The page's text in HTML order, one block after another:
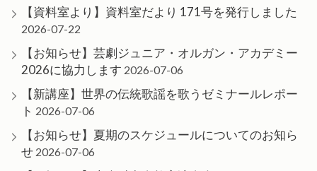
【資料室より】資料室だより 171号を発行しました
2026-07-22
【お知らせ】芸劇ジュニア・オルガン・アカデミー
2026に協力します 2026-07-06
【新講座】世界の伝統歌謡を歌うゼミナールレポー
ト 2026-07-06
【お知らせ】夏期のスケジュールについてのお知ら
せ 2026-07-06